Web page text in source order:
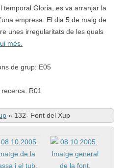
temporal Gloria, es va arranjar la
empresa. El dia 5 de maig de
unes irregularitats de les quals
més.
de grup: E05
R01
» 132- Font del Xup